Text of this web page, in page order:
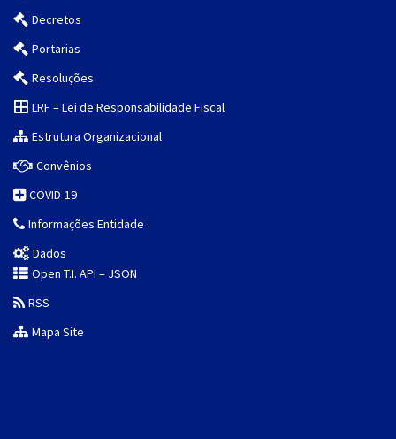
Decretos
Portarias
Resoluções
LRF – Lei de Responsabilidade Fiscal
Estrutura Organizacional
Convênios
COVID-19
Informações Entidade
Dados
Open T.I. API – JSON
RSS
Mapa Site